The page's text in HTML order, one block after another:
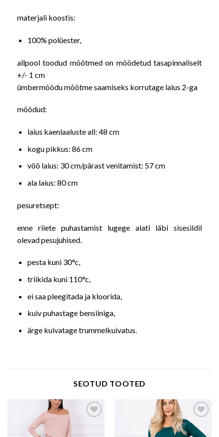
materjali koostis:
100% polüester,
allpool toodud mõõtmed on mõõdetud tasapinnaliselt
+/- 1 cm
ümbermõõdu mõõtme saamiseks korrutage laius 2-ga
mõõdud:
laius kaenlaaluste all: 48 cm
kogu pikkus: 86 cm
vöö laius: 30 cm/pärast venitamist: 57 cm
ala laius: 80 cm
pesuretsept:
enne riiete puhastamist lugege alati läbi sisesildil
olevad pesujuhised.
pesta kuni 30°c,
triikida kuni 110°c,
ei saa pleegitada ja kloorida,
kuiv puhastage bensiiniga,
ärge kuivatage trummelkuivatus.
SEOTUD TOOTED